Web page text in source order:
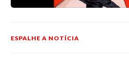
ESPALHE A NOTÍCIA